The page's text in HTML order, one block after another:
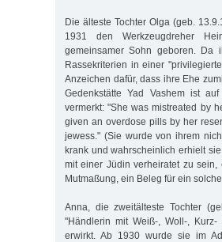
Die älteste Tochter Olga (geb.
1931 den Werkzeugdreher
gemeinsamer Sohn geboren.
Rassekriterien in einer
Anzeichen dafür, dass ihre Ehe
Gedenkstätte Yad Vashem ist
vermerkt: "She was mistreated by
given an overdose pills by her
jewess." (Sie wurde von ihrem
krank und wahrscheinlich erhielt
mit einer Jüdin verheiratet zu
Mutmaßung, ein Beleg für ein
Anna, die zweitälteste Tochter
"Händlerin mit Weiß-, Woll-,
erwirkt. Ab 1930 wurde sie im